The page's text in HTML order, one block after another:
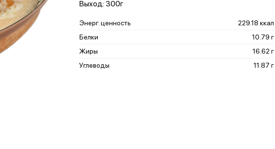
Выход: 300г
Энерг. ценность
229.18 ккал
Белки
10.79 г
Жиры
16.62 г
Углеводы
11.87 г